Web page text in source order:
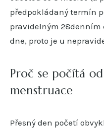
předpokládaný termín
pravidelným 28denním
dne, proto je u
Proč se počítá
menstruace
Přesný den početí